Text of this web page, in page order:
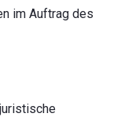
im Auftrag des